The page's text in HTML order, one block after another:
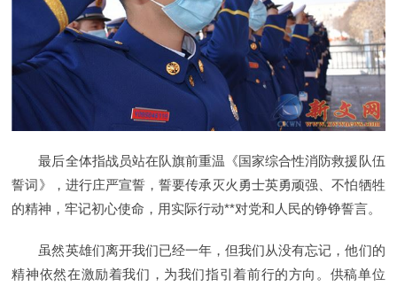
最后全体指战员站在队旗前重温《国家综合性消防救援队伍
誓词》，进行庄严宣誓，誓要传承灭火勇士英勇顽强、不怕牺牲
的精神，牢记初心使命，用实际行动**对党和人民的铮铮誓言。
虽然英雄们离开我们已经一年，但我们从没有忘记，他们的
精神依然在激励着我们，为我们指引着前行的方向。供稿单位